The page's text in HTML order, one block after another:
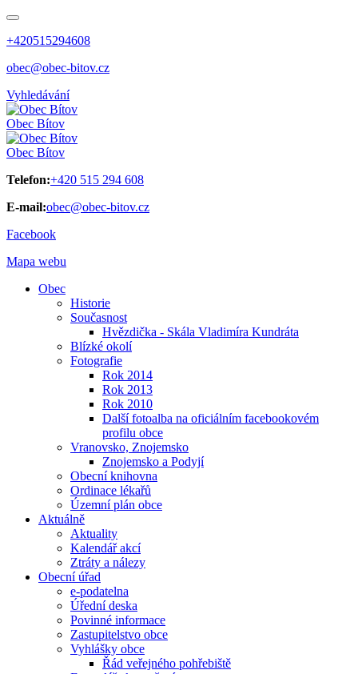
+420515294608
obec@obec-bitov.cz
Vyhledávání
Obec Bítov
Obec Bítov
Telefon:+420 515 294 608
E-mail:obec@obec-bitov.cz
Facebook
Mapa webu
Obec
Historie
Současnost
Hvězdička - Skála Vladimíra Kundráta
Blízké okolí
Fotografie
Rok 2014
Rok 2013
Rok 2010
Další fotoalba na oficiálním facebookovém
profilu obce
Vranovsko, Znojemsko
Znojemsko a Podyjí
Obecní knihovna
Ordinace lékařů
Územní plán obce
Aktuálně
Aktuality
Kalendář akcí
Ztráty a nálezy
Obecní úřad
e-podatelna
Úřední deska
Povinné informace
Zastupitelstvo obce
Vyhlášky obce
Řád veřejného pohřebiště